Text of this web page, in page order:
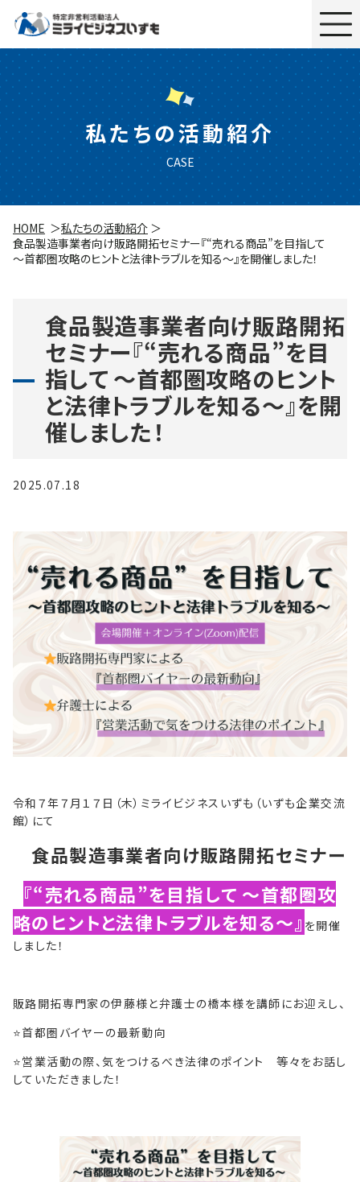
私たちの活動紹介
CASE
HOME
私たちの活動紹介
食品製造事業者向け販路開拓セミナー『“売れる商品”を目指して
～首都圏攻略のヒントと法律トラブルを知る～』を開催しました！
食品製造事業者向け販路開拓
セミナー『“売れる商品”を目
指して ～首都圏攻略のヒント
と法律トラブルを知る～』を開
催しました！
2025.07.18
令和７年７月１７日（木）ミライビジネスいずも（いずも企業交流
館）にて
食品製造事業者向け販路開拓セミナー
『“売れる商品”を目指して ～首都圏攻
略のヒントと法律トラブルを知る～』 を開催
しました！
販路開拓専門家の伊藤様と弁護士の橋本様を講師にお迎えし、
⭐首都圏バイヤーの最新動向
⭐営業活動の際、気をつけるべき法律のポイント 等々をお話し
していただきました！